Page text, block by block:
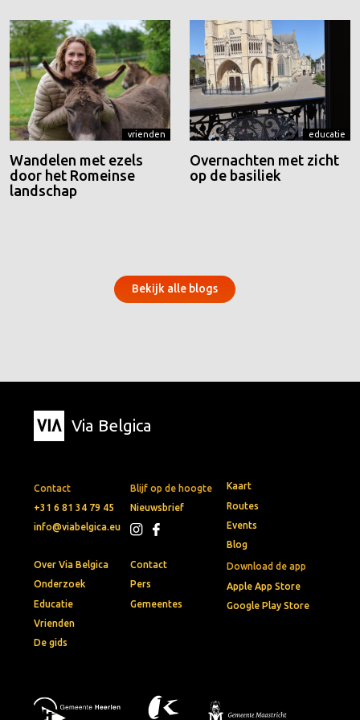
vrienden
Wandelen met ezels
door het Romeinse
landschap
educatie
Overnachten met zicht
op de basiliek
Bekijk alle blogs
Via Belgica
Contact
+31 6 81 34 79 45
info@viabelgica.eu
Blijf op de hoogte
Nieuwsbrief
Download de app
Apple App Store
Google Play Store
Kaart
Routes
Events
Blog
Over Via Belgica
Onderzoek
Educatie
Vrienden
De gids
Contact
Pers
Gemeentes